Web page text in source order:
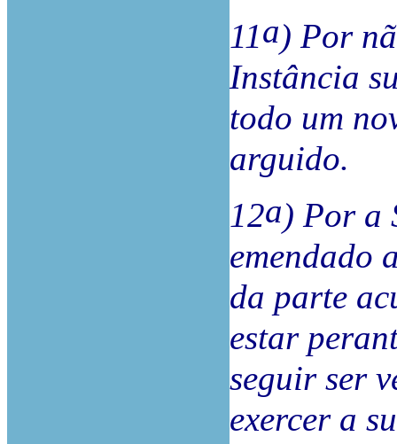
11a) Por
Instância
todo um
arguido.
12a) Por a
emendado
da parte
estar
seguir ser
exercer a